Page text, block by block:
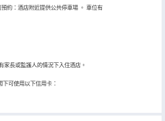
約：酒店附近提供公共停車場 。 車位有
家長或監護人的情況下入住酒店。
可使用以下信用卡：